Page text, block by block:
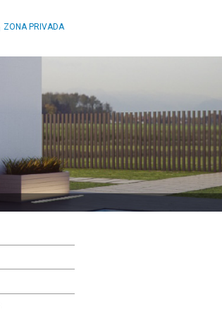
ZONA PRIVADA